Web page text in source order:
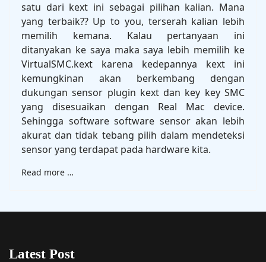
satu dari kext ini sebagai pilihan kalian. Mana
yang terbaik?? Up to you, terserah kalian lebih
memilih kemana. Kalau pertanyaan ini
ditanyakan ke saya maka saya lebih memilih ke
VirtualSMC.kext karena kedepannya kext ini
kemungkinan akan berkembang dengan
dukungan sensor plugin kext dan key key SMC
yang disesuaikan dengan Real Mac device.
Sehingga software software sensor akan lebih
akurat dan tidak tebang pilih dalam mendeteksi
sensor yang terdapat pada hardware kita.
Read more …
Latest Post